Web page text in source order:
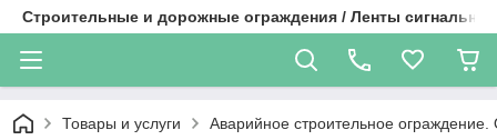
Строительные и дорожные ограждения / Ленты
Товары и услуги Аварийное строительное ограждение.